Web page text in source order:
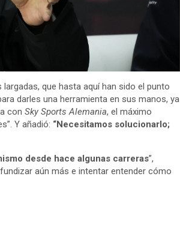
que hasta aquí han sido el punto
darles una herramienta en sus manos, ya
con Sky Sports Alemania, el máximo
Y añadió: “Necesitamos solucionarlo;
desde hace algunas carreras”,
aún más e intentar entender cómo